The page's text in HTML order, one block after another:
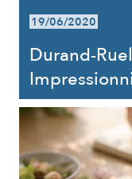
19/06/2020
Durand-